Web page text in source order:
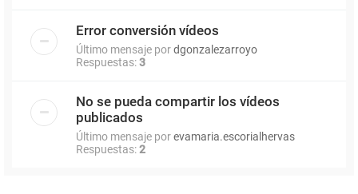
Error conversión vídeos
Último mensaje pordgonzalezarroyo
Respuestas:3
No se pueda compartir los vídeos
publicados
Último mensaje porevamaria.escorialhervas
Respuestas:2